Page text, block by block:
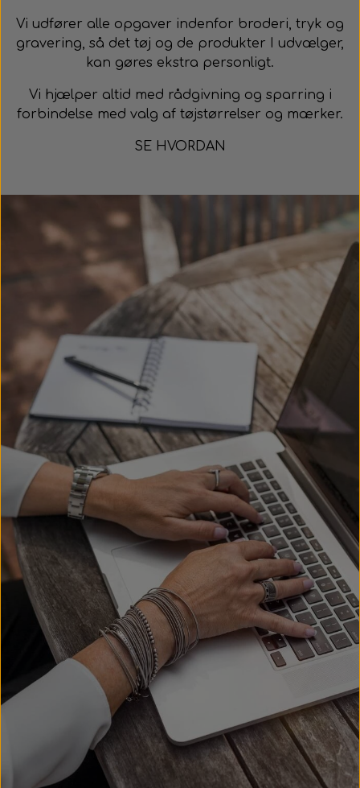
Vi udfører alle opgaver indenfor broderi, tryk og
gravering, så det tøj og de produkter I udvælger,
kan gøres ekstra personligt.
Vi hjælper altid med rådgivning og sparring i
forbindelse med valg af tøjstørrelser og mærker.
SE HVORDAN